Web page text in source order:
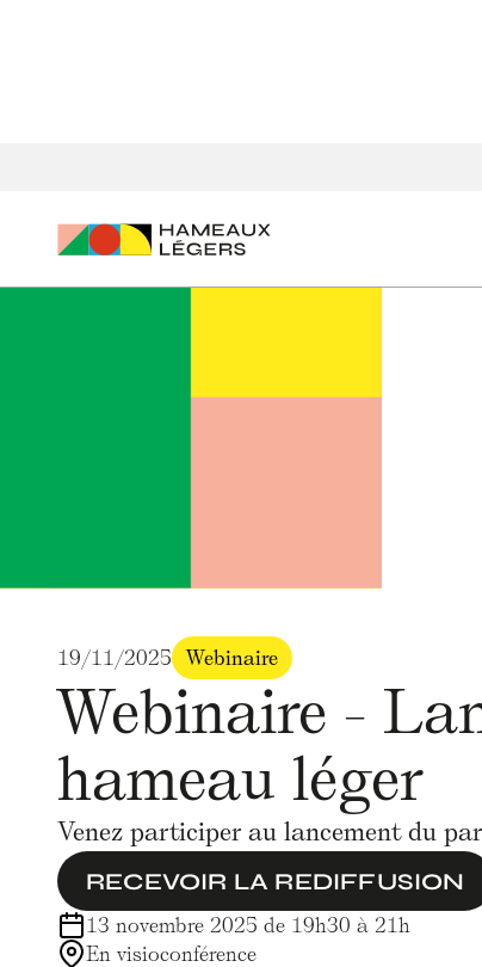
19/11/2025 Webinaire
Webinaire -
hameau léger
Venez participer au lancement du
RECEVOIR LA REDIFFUSION
13 novembre 2025 de 19h30 à 21h
En visioconférence